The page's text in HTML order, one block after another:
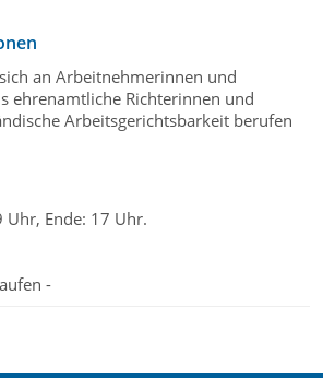
an Arbeitnehmerinnen und
ehrenamtliche Richterinnen und
Arbeitsgerichtsbarkeit berufen
Ende: 17 Uhr.
-